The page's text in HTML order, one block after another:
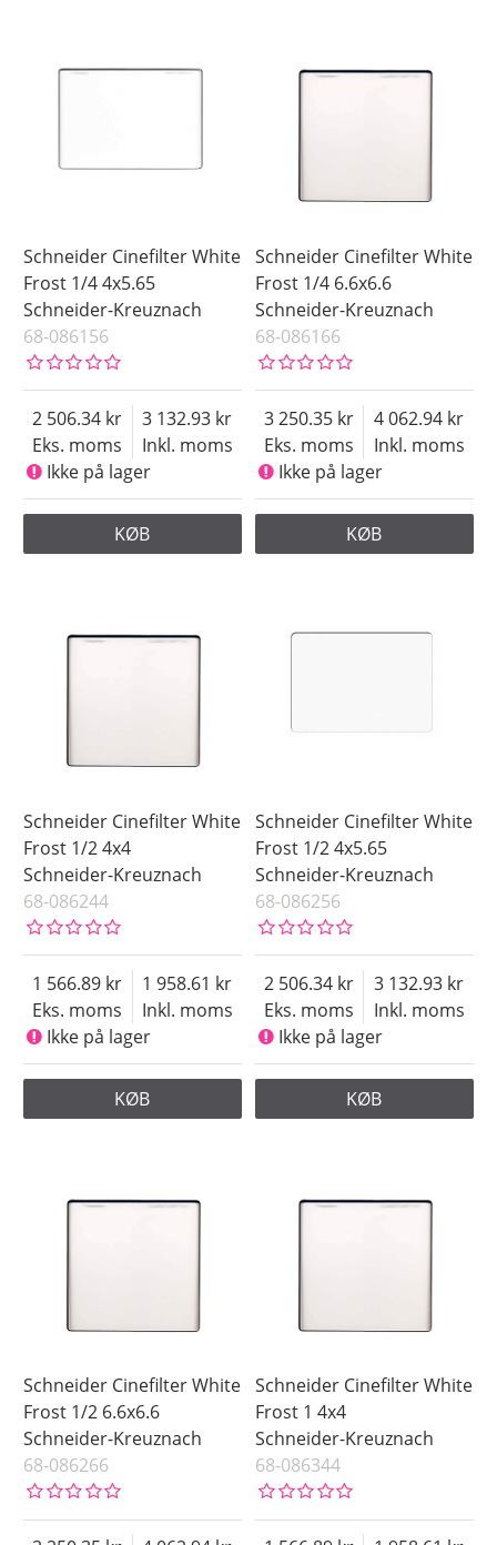
Schneider Cinefilter White
Frost 1/4 4x5.65
Schneider-Kreuznach
68-086156
Eks. moms
2 506.34
Inkl. moms
3 132.93
Ikke på lager
KØB
Schneider Cinefilter White
Frost 1/4 6.6x6.6
Schneider-Kreuznach
68-086166
Eks. moms
3 250.35
Inkl. moms
4 062.94
Ikke på lager
KØB
Schneider Cinefilter White
Frost 1/2 4x4
Schneider-Kreuznach
68-086244
Eks. moms
1 566.89
Inkl. moms
1 958.61
Ikke på lager
KØB
Schneider Cinefilter White
Frost 1/2 4x5.65
Schneider-Kreuznach
68-086256
Eks. moms
2 506.34
Inkl. moms
3 132.93
Ikke på lager
KØB
Schneider Cinefilter White
Frost 1/2 6.6x6.6
Schneider-Kreuznach
68-086266
Schneider Cinefilter White
Frost 1 4x4
Schneider-Kreuznach
68-086344